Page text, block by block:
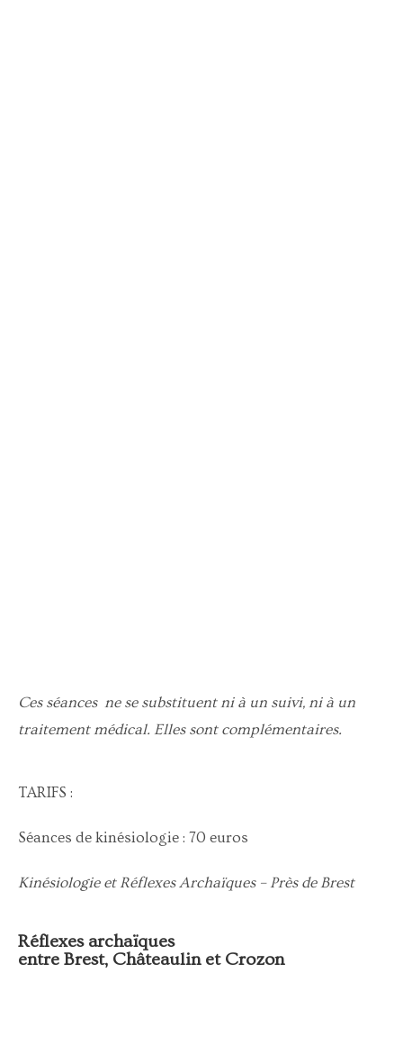
Ces séances ne se substituent ni à un suivi, ni à un
traitement médical. Elles sont complémentaires.
TARIFS :
Séances de kinésiologie : 70 euros
Kinésiologie et Réflexes Archaïques – Près de Brest
Réflexes archaïques
entre Brest, Châteaulin et Crozon